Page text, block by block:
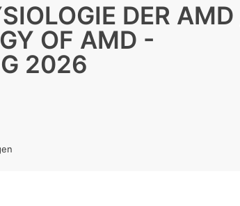
DER
OF AMD -
2026